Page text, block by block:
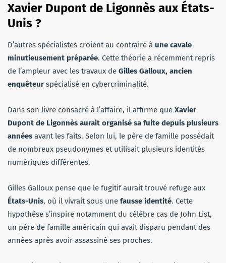
Xavier Dupont de Ligonnès aux États-
Unis ?
D’autres spécialistes croient au contraire à une cavale
minutieusement préparée. Cette théorie a récemment repris
de l’ampleur avec les travaux de Gilles Galloux, ancien
enquêteur spécialisé en cybercriminalité.
Dans son livre consacré à l’affaire, il affirme que Xavier
Dupont de Ligonnès aurait organisé sa fuite depuis plusieurs
années avant les faits. Selon lui, le père de famille possédait
de nombreux pseudonymes et utilisait plusieurs identités
numériques différentes.
Gilles Galloux pense que le fugitif aurait trouvé refuge aux
États-Unis, où il vivrait sous une fausse identité. Cette
hypothèse s’inspire notamment du célèbre cas de John List,
un père de famille américain qui avait disparu pendant des
années après avoir assassiné ses proches.